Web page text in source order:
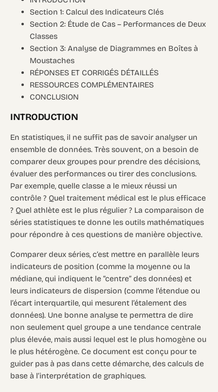
Section 1: Calcul des Indicateurs Clés
Section 2: Étude de Cas – Performances de Deux
Classes
Section 3: Analyse de Diagrammes en Boîtes à
Moustaches
RÉPONSES ET CORRIGÉS DÉTAILLÉS
RESSOURCES COMPLÉMENTAIRES
CONCLUSION
INTRODUCTION
En statistiques, il ne suffit pas de savoir analyser un
ensemble de données. Très souvent, on a besoin de
comparer deux groupes pour prendre des décisions,
évaluer des performances ou tirer des conclusions.
Par exemple, quelle classe a le mieux réussi un
contrôle ? Quel traitement médical est le plus efficace
? Quel athlète est le plus régulier ? La comparaison de
séries statistiques te donne les outils mathématiques
pour répondre à ces questions de manière objective.
Comparer deux séries, c’est mettre en parallèle leurs
indicateurs de position (comme la moyenne ou la
médiane, qui indiquent le “centre” des données) et
leurs indicateurs de dispersion (comme l’étendue ou
l’écart interquartile, qui mesurent l’étalement des
données). Une bonne analyse te permettra de dire
non seulement quel groupe a une tendance centrale
plus élevée, mais aussi lequel est le plus homogène ou
le plus hétérogène. Ce document est conçu pour te
guider pas à pas dans cette démarche, des calculs de
base à l’interprétation de graphiques.